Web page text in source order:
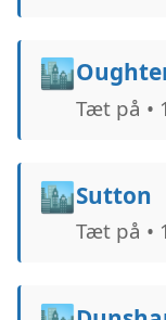
🏙️
Tæt på •
🏙️Sutton
Tæt på •